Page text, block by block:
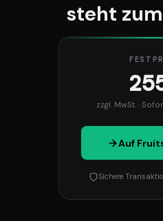
steht
zzgl. MwSt. ·
Auf
Sichere